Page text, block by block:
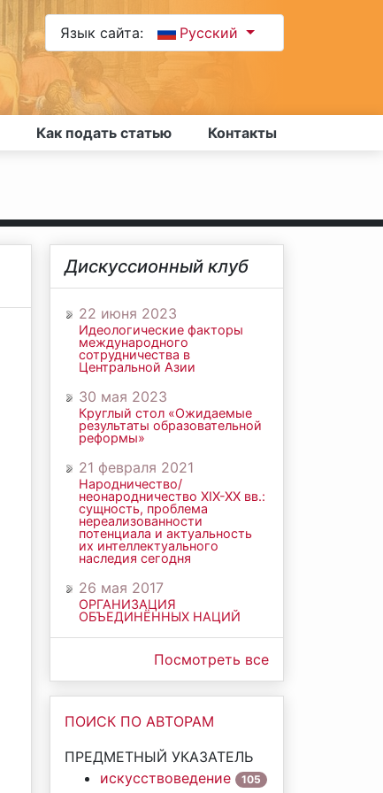
Язык сайта: Русский
Как подать статью Контакты
Дискуссионный клуб
22 июня 2023
Идеологические факторы
международного
сотрудничества в
Центральной Азии
30 мая 2023
Круглый стол «Ожидаемые
результаты образовательной
реформы»
21 февраля 2021
Народничество/
неонародничество ХIХ-ХХ вв.:
сущность, проблема
нереализованности
потенциала и актуальность
их интеллектуального
наследия сегодня
26 мая 2017
ОРГАНИЗАЦИЯ
ОБЪЕДИНЁННЫХ НАЦИЙ
Посмотреть все
ПОИСК ПО АВТОРАМ
ПРЕДМЕТНЫЙ УКАЗАТЕЛЬ
искусствоведение
105